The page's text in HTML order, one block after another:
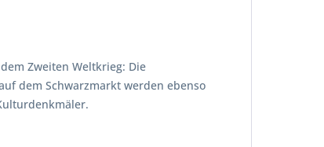
Zweiten Weltkrieg: Die
dem Schwarzmarkt werden ebenso